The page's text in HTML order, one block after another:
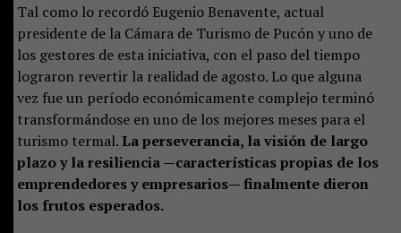
Tal como lo recordó Eugenio Benavente, actual
presidente de la Cámara de Turismo de Pucón y uno de
los gestores de esta iniciativa, con el paso del tiempo
lograron revertir la realidad de agosto. Lo que alguna
vez fue un período económicamente complejo terminó
transformándose en uno de los mejores meses para el
turismo termal. La perseverancia, la visión de largo
plazo y la resiliencia —características propias de los
emprendedores y empresarios— finalmente dieron
los frutos esperados.